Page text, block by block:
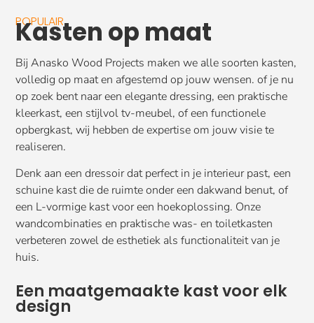
POPULAIR
Kasten op maat
Bij Anasko Wood Projects maken we alle soorten kasten,
volledig op maat en afgestemd op jouw wensen. of je nu
op zoek bent naar een elegante dressing, een praktische
kleerkast, een stijlvol tv-meubel, of een functionele
opbergkast, wij hebben de expertise om jouw visie te
realiseren.
Denk aan een dressoir dat perfect in je interieur past, een
schuine kast die de ruimte onder een dakwand benut, of
een L-vormige kast voor een hoekoplossing. Onze
wandcombinaties en praktische was- en toiletkasten
verbeteren zowel de esthetiek als functionaliteit van je
huis.
Een maatgemaakte kast voor elk
design